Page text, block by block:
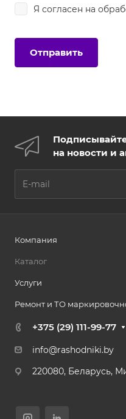
Я согласен на
на новости и
Компания
Каталог
Услуги
Ремонт и ТО
+375 (29) 111-99-77
info@rashodniki.by
220080, Беларусь,